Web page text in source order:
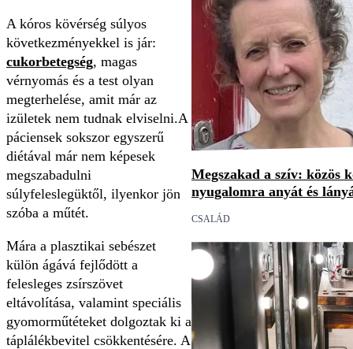
A kóros kövérség súlyos
következményekkel is jár:
cukorbetegség, magas
vérnyomás és a test olyan
megterhelése, amit már az
izületek nem tudnak elviselni.A
páciensek sokszor egyszerű
diétával már nem képesek
megszabadulni
súlyfeleslegüktől, ilyenkor jön
szóba a műtét.
Mára a plasztikai sebészet
külön ágává fejlődött a
felesleges zsírszövet
eltávolítása, valamint speciális
gyomorműtéteket dolgoztak ki a
táplálékbevitel csökkentésére. A
Megszakad a szív: közös
nyugalomra anyát és
CSALÁD